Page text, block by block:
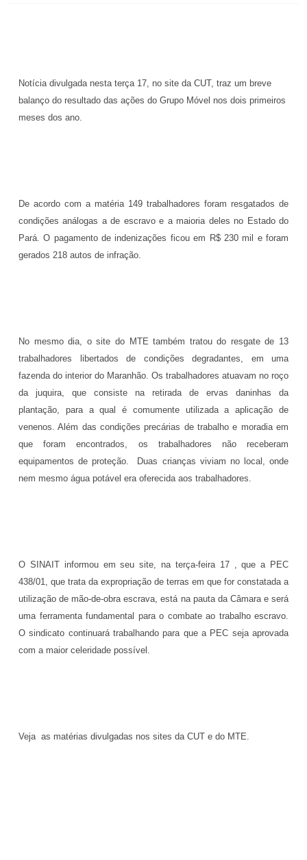
Notícia divulgada nesta terça 17, no site da CUT, traz um breve
balanço do resultado das ações do Grupo Móvel nos dois primeiros
meses dos ano.
De acordo com a matéria 149 trabalhadores foram resgatados de
condições análogas a de escravo e a maioria deles no Estado do
Pará. O pagamento de indenizações ficou em R$ 230 mil e foram
gerados 218 autos de infração.
No mesmo dia, o site do MTE também tratou do resgate de 13
trabalhadores libertados de condições degradantes, em uma
fazenda do interior do Maranhão. Os trabalhadores atuavam no roço
da juquira, que consiste na retirada de ervas daninhas da
plantação, para a qual é comumente utilizada a aplicação de
venenos. Além das condições precárias de trabalho e moradia em
que foram encontrados, os trabalhadores não receberam
equipamentos de proteção. Duas crianças viviam no local, onde
nem mesmo água potável era oferecida aos trabalhadores.
O SINAIT informou em seu site, na terça-feira 17 , que a PEC
438/01, que trata da expropriação de terras em que for constatada a
utilização de mão-de-obra escrava, está na pauta da Câmara e será
uma ferramenta fundamental para o combate ao trabalho escravo.
O sindicato continuará trabalhando para que a PEC seja aprovada
com a maior celeridade possível.
Veja as matérias divulgadas nos sites da CUT e do MTE.